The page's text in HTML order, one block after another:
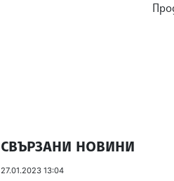
СВЪРЗАНИ НОВИНИ
27.01.2023 13:04